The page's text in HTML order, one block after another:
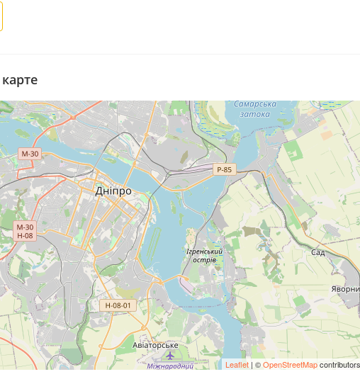
Leaflet | ©OpenStreetMapcontributors